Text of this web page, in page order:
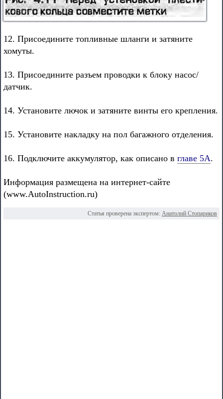
12. Присоедините топливные шланги и затяните
хомуты.
13. Присоедините разъем проводки к блоку насос/
датчик.
14. Установите лючок и затяните винты его крепления.
15. Установите накладку на пол багажного отделения.
16. Подключите аккумулятор, как описано в главе 5А.
Информация размещена на интернет-сайте
(www.AutoInstruction.ru)
Статья проверена экспертом: Анатолий Стопариков